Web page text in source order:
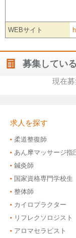
WEBサイト
募集してい
現在募
求人を探す
柔道整復師
あん摩マッサージ指
鍼灸師
国家資格専門学校生
整体師
カイロプラクター
リフレクソロジスト
アロマセラピスト